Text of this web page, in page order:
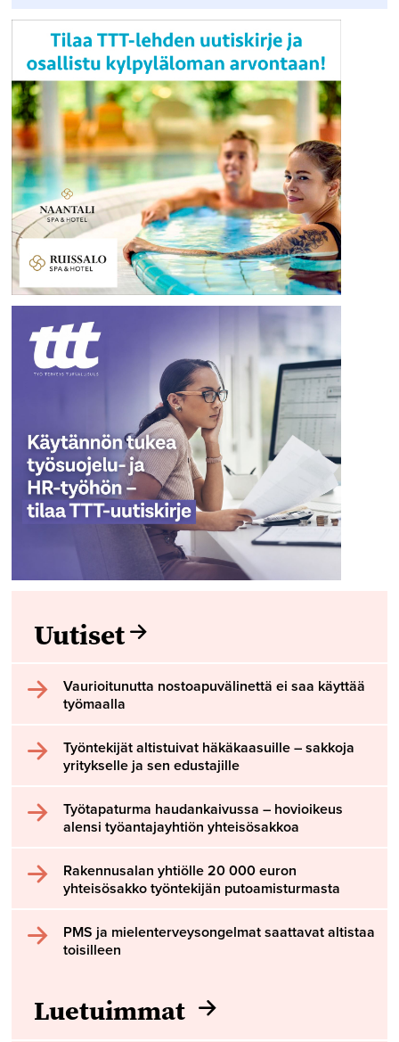
Uutiset
Vaurioitunutta nostoapuvälinettä ei saa käyttää
työmaalla
Työntekijät altistuivat häkäkaasuille – sakkoja
yritykselle ja sen edustajille
Työtapaturma haudankaivussa – hovioikeus
alensi työantajayhtiön yhteisösakkoa
Rakennusalan yhtiölle 20 000 euron
yhteisösakko työntekijän putoamisturmasta
PMS ja mielenterveysongelmat saattavat altistaa
toisilleen
Luetuimmat